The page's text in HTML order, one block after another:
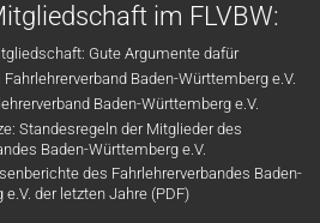
im FLVBW:
Gute Argumente dafür
Baden-Württemberg e.V.
Baden-Württemberg e.V.
Standesregeln der Mitglieder des
Baden-Württemberg e.V.
des Fahrlehrerverbandes Baden-
der letzten Jahre (PDF)